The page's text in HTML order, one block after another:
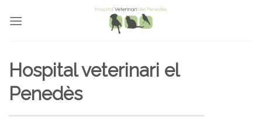
Hospital veterinari el
Penedès